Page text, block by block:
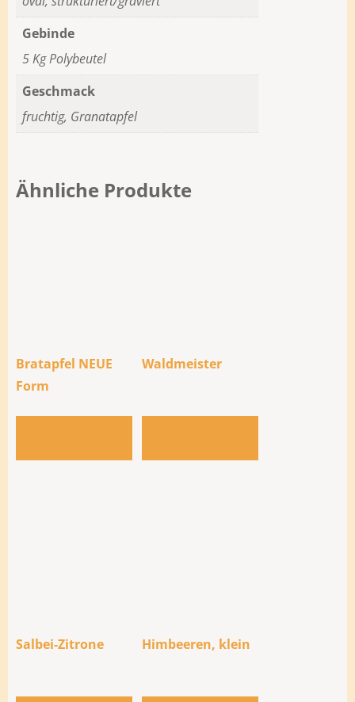
Gebinde
5 Kg Polybeutel
Geschmack
fruchtig, Granatapfel
Ähnliche Produkte
Bratapfel NEUE
Form
Waldmeister
Salbei-Zitrone Himbeeren, klein